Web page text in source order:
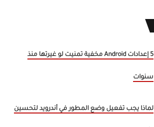
5 إعدادات Android مخفية تمنيت لو غيرتها منذ
سنوات
لماذا يجب تفعيل وضع المطور في أندرويد لتحسين